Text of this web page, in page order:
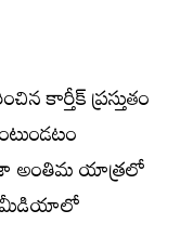
కార్తీక్ ప్రస్తుతం
అంతిమ యాత్రలో
మీడియాలో